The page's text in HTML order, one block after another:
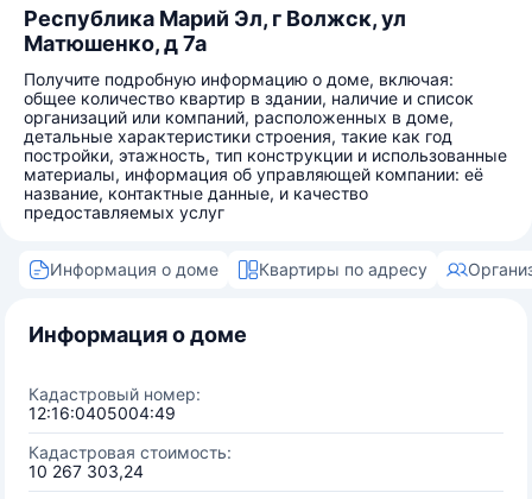
Республика Марий Эл, г Волжск, ул
Матюшенко, д 7а
Получите подробную информацию о доме, включая:
общее количество квартир в здании, наличие и список
организаций или компаний, расположенных в доме,
детальные характеристики строения, такие как год
постройки, этажность, тип конструкции и использованные
материалы, информация об управляющей компании: её
название, контактные данные, и качество
предоставляемых услуг
Информация о доме Квартиры по адресу
Информация о доме
Кадастровый номер:
12:16:0405004:49
Кадастровая стоимость:
10 267 303,24